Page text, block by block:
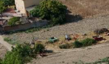
ЈОУГД Праскичка